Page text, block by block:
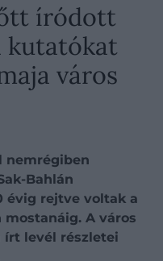
íródott
kutatókat
város
nemrégiben
Bahlán
évig rejtve voltak a
mostanáig. A város
írt levél részletei